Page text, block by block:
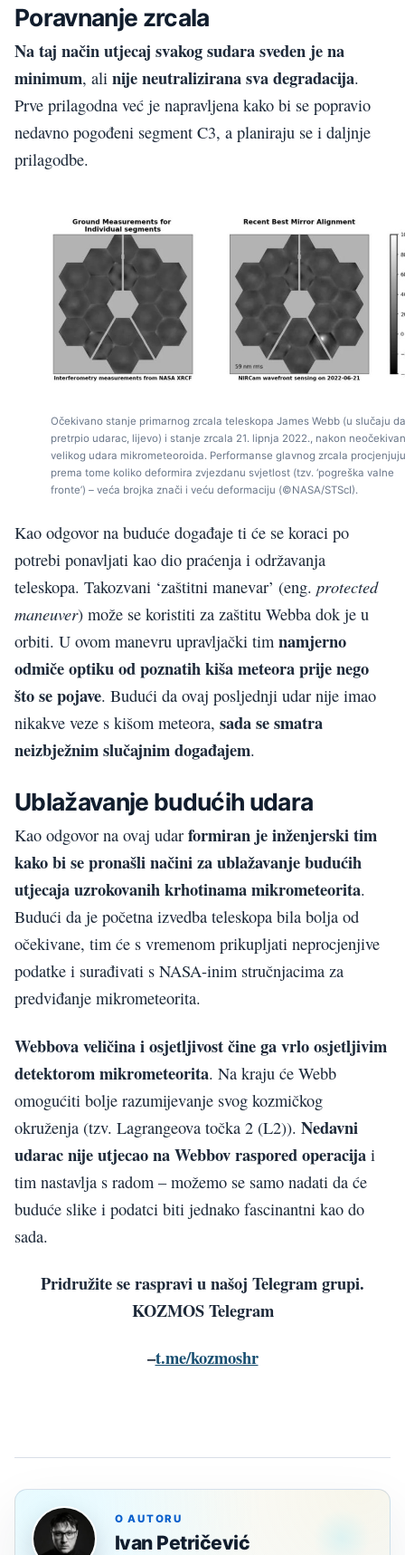
Poravnanje zrcala
Na taj način utjecaj svakog sudara sveden je na
minimum, ali nije neutralizirana sva degradacija.
Prve prilagodna već je napravljena kako bi se popravio
nedavno pogođeni segment C3, a planiraju se i daljnje
prilagodbe.
Očekivano stanje primarnog zrcala teleskopa James Webb (u slučaju
pretrpio udarac, lijevo) i stanje zrcala 21. lipnja 2022., nakon
velikog udara mikrometeoroida. Performanse glavnog zrcala
prema tome koliko deformira zvjezdanu svjetlost (tzv. ‘pogreška valne
fronte’) – veća brojka znači i veću deformaciju (©NASA/STScI).
Kao odgovor na buduće događaje ti će se koraci po
potrebi ponavljati kao dio praćenja i održavanja
teleskopa. Takozvani ‘zaštitni manevar’ (eng. protected
maneuver) može se koristiti za zaštitu Webba dok je u
orbiti. U ovom manevru upravljački tim namjerno
odmiče optiku od poznatih kiša meteora prije nego
što se pojave. Budući da ovaj posljednji udar nije imao
nikakve veze s kišom meteora, sada se smatra
neizbježnim slučajnim događajem.
Ublažavanje budućih udara
Kao odgovor na ovaj udar formiran je inženjerski tim
kako bi se pronašli načini za ublažavanje budućih
utjecaja uzrokovanih krhotinama mikrometeorita.
Budući da je početna izvedba teleskopa bila bolja od
očekivane, tim će s vremenom prikupljati neprocjenjive
podatke i surađivati s NASA-inim stručnjacima za
predviđanje mikrometeorita.
Webbova veličina i osjetljivost čine ga vrlo osjetljivim
detektorom mikrometeorita. Na kraju će Webb
omogućiti bolje razumijevanje svog kozmičkog
okruženja (tzv. Lagrangeova točka 2 (L2)). Nedavni
udarac nije utjecao na Webbov raspored operacija i
tim nastavlja s radom – možemo se samo nadati da će
buduće slike i podatci biti jednako fascinantni kao do
sada.
Pridružite se raspravi u našoj Telegram grupi.
KOZMOS Telegram
–t.me/kozmoshr
O AUTORU
Ivan Petričević